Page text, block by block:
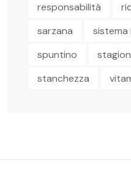
responsabilità
sarzana
sistema
spuntino
stanchezza